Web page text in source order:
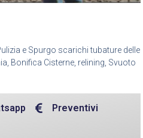
e Spurgo scarichi tubature delle
Bonifica Cisterne, relining, Svuoto
Preventivi